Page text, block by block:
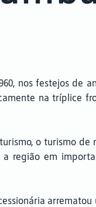
nos festejos de
na tríplice
o turismo de
a região em
arrematou